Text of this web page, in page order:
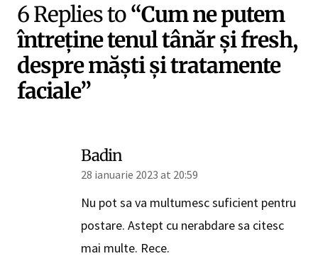
6 Replies to“Cum ne putem
întreține tenul tânăr și fresh,
despre măști și tratamente
faciale”
Badin
28 ianuarie 2023 at 20:59
Nu pot sa va multumesc suficient pentru
postare. Astept cu nerabdare sa citesc
mai multe. Rece.